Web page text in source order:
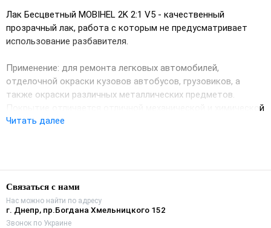
Лак Бесцветный MOBIHEL 2K 2:1 V5 - качественный
прозрачный лак, работа с которым не предусматривает
использование разбавителя.
Применение: для ремонта легковых автомобилей,
отделочной окраски кузовов автобусов, грузовиков, а
также окраски различных металлических предметов.
Покрытие отличается отличной механической и химической
стойкостью, быстрым высыханием и высокой степенью
Читать далее
Связаться с нами
Нас можно найти по адресу
г. Днепр, пр.Богдана Хмельницкого 152
Звонок по Украине